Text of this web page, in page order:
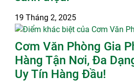
19 Tháng 2, 2025
Cơm Văn Phòng Gia
Hàng Tận Nơi, Đa
Uy Tín Hàng Đầu!